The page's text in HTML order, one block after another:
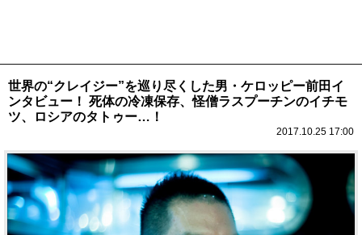
世界の“クレイジー”を巡り尽くした男・ケロッピー前田イ
ンタビュー！ 死体の冷凍保存、怪僧ラスプーチンのイチモ
ツ、ロシアのタトゥー…！
2017.10.25 17:00